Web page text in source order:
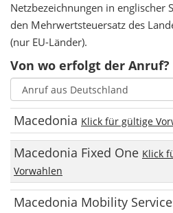
Netzbezeichnungen in englischer
den Mehrwertsteuersatz des
(nur EU-Länder).
Von wo erfolgt der Anruf?
Macedonia Klick für gültige
Macedonia Fixed One Klick
Vorwahlen
Macedonia Mobility